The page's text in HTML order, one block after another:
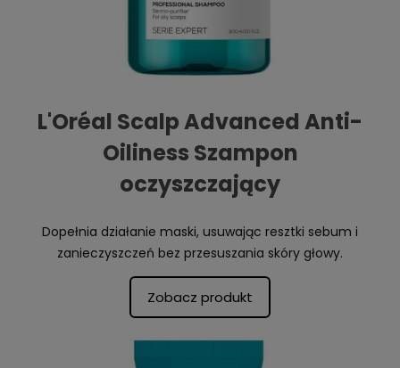
L'Oréal Scalp Advanced Anti-
Oiliness Szampon
oczyszczający
Dopełnia działanie maski, usuwając resztki sebum i
zanieczyszczeń bez przesuszania skóry głowy.
Zobacz produkt